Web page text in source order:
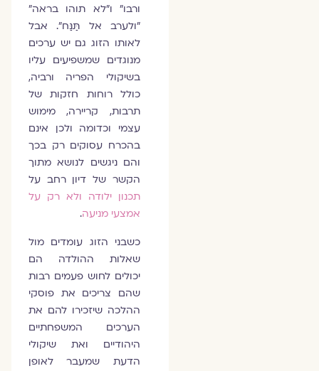
ורבו" ו"לא תוהו בראה"
"ולערב אל תַּנַּח". אבל
לאותו הזוג גם יש ערכים
מנוגדים שמשפיעים עליו
בשיקולי הפריה ורביה,
כולל רוחות חזקות של
תרבות, קריירה, מימוש
עצמי וכדומה ולכן אינם
בהכרח עסוקים רק בכך
והם ניגשים לנושא מתוך
הקשר של דיון רחב על
תכנון ילודה ולא רק על
אמצעי מניעה.
כשבני הזוג עומדים מול
שאלות ההולדה הם
יכולים לחוש פעמים רבות
שהם צריכים את פוסקי
ההלכה שיזכירו להם את
הערכים המשפחתיים
היהודיים ואת שיקולי
הדעת שמעבר לאופן